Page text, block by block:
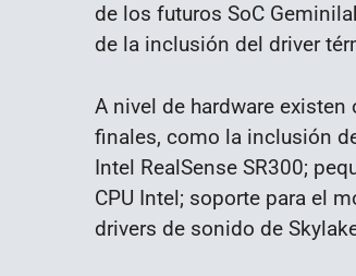
de los futuros SoC
de la inclusión del driver
A nivel de hardware
finales, como la inclusión
Intel RealSense SR300;
CPU Intel; soporte para el
drivers de sonido de